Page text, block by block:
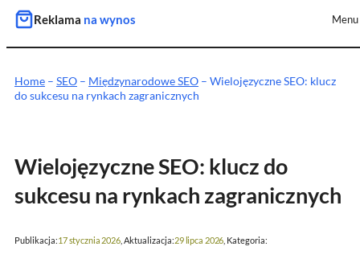
Przejdź
do
treści
Reklama na wynos Menu
Home – SEO – Międzynarodowe SEO – Wielojęzyczne SEO: klucz
do sukcesu na rynkach zagranicznych
Wielojęzyczne SEO: klucz do
sukcesu na rynkach zagranicznych
Publikacja:17 stycznia 2026, Aktualizacja:29 lipca 2026 , Kategoria: